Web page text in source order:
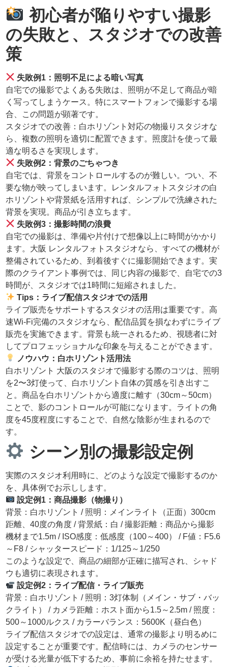
初心者が陥りやすい撮影
の失敗と、スタジオでの改善
策
失敗例1：照明不足による暗い写真
自宅での撮影でよくある失敗は、照明が不足して商品が暗
く写ってしまうケース。特にスマートフォンで撮影する場
合、この問題が顕著です。
スタジオでの改善：白ホリゾント対応の物撮りスタジオな
ら、複数の照明を適切に配置できます。照度計を使って最
適な明るさを実現します。
失敗例2：背景のごちゃつき
自宅では、背景をコントロールするのが難しい。つい、不
要な物が映ってしまいます。レンタルフォトスタジオの白
ホリゾントや背景紙を活用すれば、シンプルで洗練された
背景を実現。商品が引き立ちます。
失敗例3：撮影時間の浪費
自宅での撮影は、準備や片付けで想像以上に時間がかかり
ます。大阪 レンタルフォトスタジオなら、すべての機材が
整備されているため、到着後すぐに撮影開始できます。実
際のクライアント事例では、同じ内容の撮影で、自宅での3
時間が、スタジオでは1時間に短縮されました。
Tips：ライブ配信スタジオでの活用
ライブ販売をサポートするスタジオの活用は重要です。高
速Wi-Fi完備のスタジオなら、配信品質を損なわずにライブ
販売を実施できます。背景も統一されるため、視聴者に対
してプロフェッショナルな印象を与えることができます。
ノウハウ：白ホリゾント活用法
白ホリゾント 大阪のスタジオで撮影する際のコツは、照明
を2〜3灯使って、白ホリゾント自体の質感を引き出すこ
と。商品を白ホリゾントから適度に離す（30cm～50cm）
ことで、影のコントロールが可能になります。ライトの角
度を45度程度にすることで、自然な陰影が生まれるので
す。
シーン別の撮影設定例
実際のスタジオ利用時に、どのような設定で撮影するのか
を、具体例でお示しします。
設定例1：商品撮影（物撮り）
背景：白ホリゾント / 照明：メインライト（正面）300cm
距離、40度の角度 / 背景紙：白 / 撮影距離：商品から撮影
機材まで1.5m / ISO感度：低感度（100～400） / F値：F5.6
～F8 / シャッタースピード：1/125～1/250
このような設定で、商品の細部が正確に描写され、シャド
ウも適切に表現されます。
設定例2：ライブ配信・ライブ販売
背景：白ホリゾント / 照明：3灯体制（メイン・サブ・バッ
クライト） / カメラ距離：ホスト面から1.5～2.5m / 照度：
500～1000ルクス / カラーバランス：5600K（昼白色）
ライブ配信スタジオでの設定は、通常の撮影より明るめに
設定することが重要です。配信時には、カメラのセンサー
が受ける光量が低下するため、事前に余裕を持たせます。